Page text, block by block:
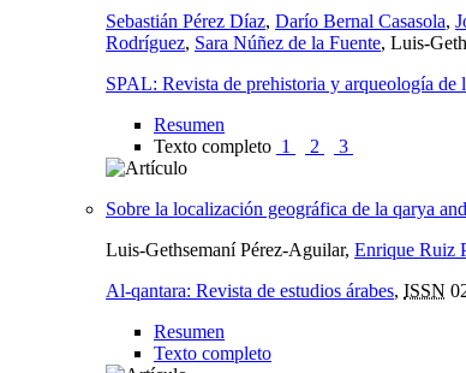
Sebastián Pérez Díaz, Darío Bernal Casasola,
Rodríguez, Sara Núñez de la Fuente, Luis-
SPAL: Revista de prehistoria y arqueología de
Resumen
Texto completo 1 2 3
Sobre la localización geográfica de la qarya
Luis-Gethsemaní Pérez-Aguilar, Enrique Ruiz
Al-qantara: Revista de estudios árabes, ISSN
Resumen
Texto completo